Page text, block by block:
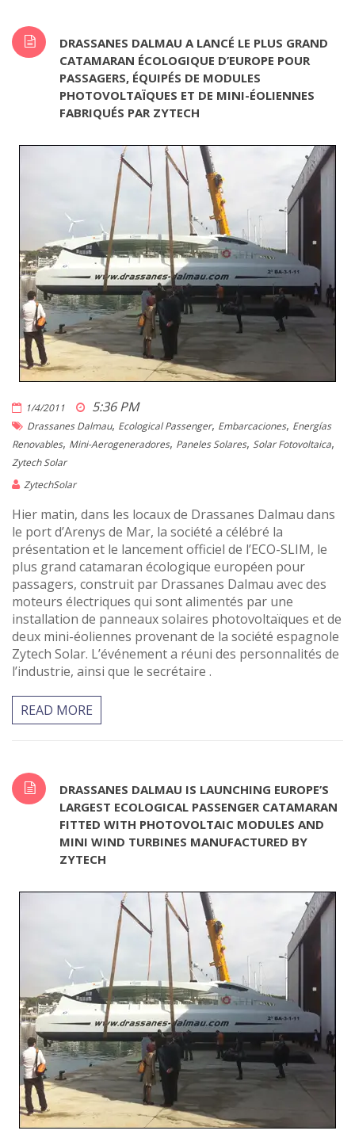
DRASSANES DALMAU A LANCÉ LE PLUS GRAND
CATAMARAN ÉCOLOGIQUE D’EUROPE POUR
PASSAGERS, ÉQUIPÉS DE MODULES
PHOTOVOLTAÏQUES ET DE MINI-ÉOLIENNES
FABRIQUÉS PAR ZYTECH
1/4/2011 5:36 PM
Drassanes Dalmau, Ecological Passenger, Embarcaciones, Energías
Renovables, Mini-Aerogeneradores, Paneles Solares, Solar Fotovoltaica,
Zytech Solar
ZytechSolar
Hier matin, dans les locaux de Drassanes Dalmau dans
le port d’Arenys de Mar, la société a célébré la
présentation et le lancement officiel de l’ECO-SLIM, le
plus grand catamaran écologique européen pour
passagers, construit par Drassanes Dalmau avec des
moteurs électriques qui sont alimentés par une
installation de panneaux solaires photovoltaïques et de
deux mini-éoliennes provenant de la société espagnole
Zytech Solar. L’événement a réuni des personnalités de
l’industrie, ainsi que le secrétaire .
READ MORE
DRASSANES DALMAU IS LAUNCHING EUROPE’S
LARGEST ECOLOGICAL PASSENGER CATAMARAN
FITTED WITH PHOTOVOLTAIC MODULES AND
MINI WIND TURBINES MANUFACTURED BY
ZYTECH